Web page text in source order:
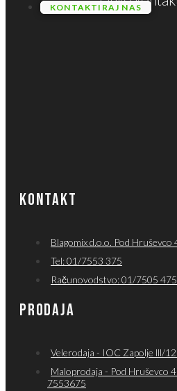
KONTAKTIRAJ NAS
KONTAKT
Blagomix d.o.o. Pod
Tel: 01/7553 375
Računovodstvo: 01/7505 475
PRODAJA
Velerodaja - IOC Zapolje lll/
Maloprodaja - Pod Hruševco
7553675